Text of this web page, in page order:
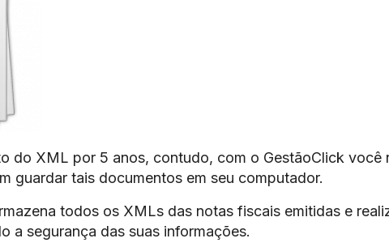
do XML por 5 anos, contudo, com o GestãoClick você
guardar tais documentos em seu computador.
todos os XMLs das notas fiscais emitidas e
a segurança das suas informações.